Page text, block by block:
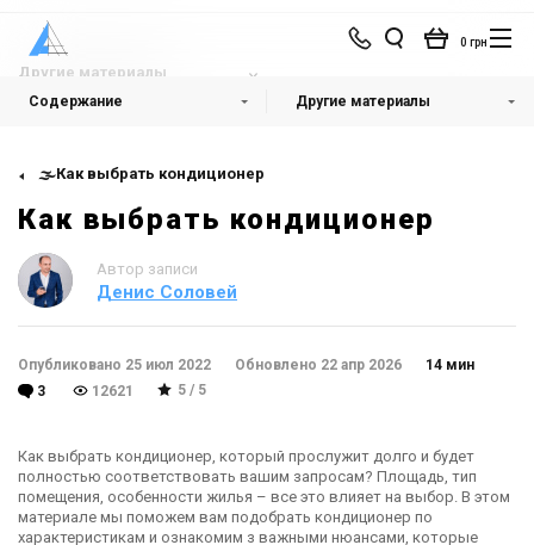
0 грн
Другие материалы
Содержание Другие материалы
🌫️Как выбрать кондиционер
Как выбрать кондиционер
Автор записи
Денис Соловей
Опубликовано 25 июл 2022 Обновлено 22 апр 2026
14 мин
3
12621 5 / 5
Как выбрать кондиционер, который прослужит долго и будет
полностью соответствовать вашим запросам? Площадь, тип
помещения, особенности жилья – все это влияет на выбор. В этом
материале мы поможем вам подобрать кондиционер по
характеристикам и ознакомим з важными нюансами, которые